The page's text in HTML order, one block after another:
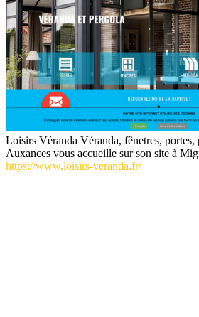
Loisirs Véranda Véranda, fênetres,
Auxances vous accueille sur son site à
https://www.loisirs-veranda.fr/